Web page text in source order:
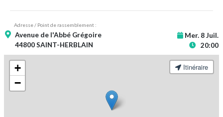
Adresse / Point de rassemblement :
Avenue de l'Abbé Grégoire
44800 SAINT-HERBLAIN
Mer. 8 Juil.
20:00
+
−
Itinéraire